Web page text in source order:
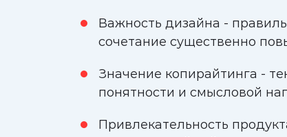
Важность дизайна -
сочетание существенно
Значение копирайтинга -
понятности и смысловой
Привлекательность